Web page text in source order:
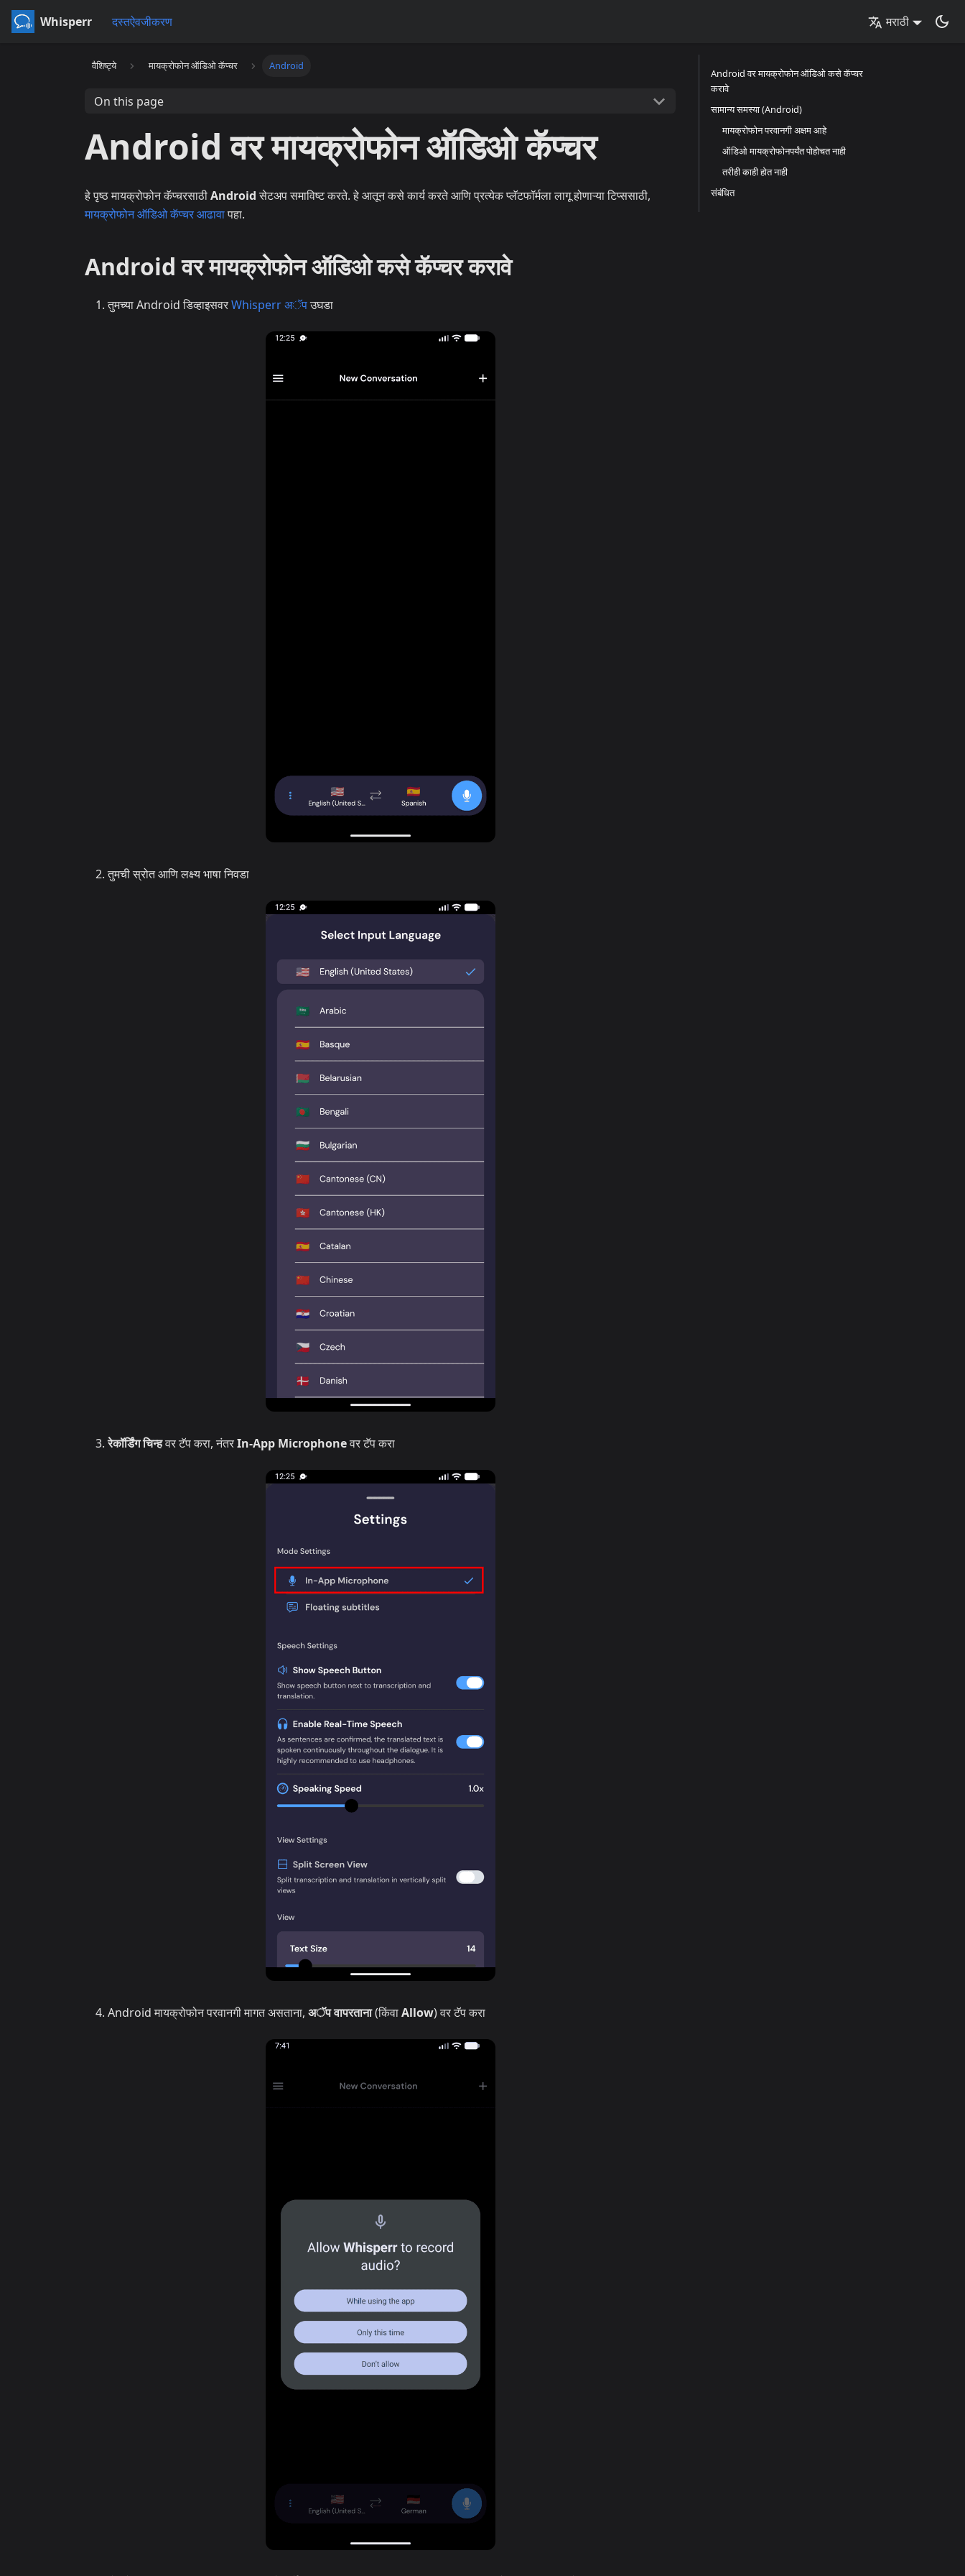
Whisperr दस्तऐवजीकरण मराठी
वैशिष्ट्ये मायक्रोफोन ऑडिओ कॅप्चर Android
On this page
Android वर मायक्रोफोन ऑडिओ कॅप्चर
हे पृष्ठ मायक्रोफोन कॅप्चरसाठीAndroidसेटअप समाविष्ट करते. हे आतून कसे कार्य करते आणि प्रत्येक प्लॅटफॉर्मला लागू होणाऱ्या टिप्ससाठी,
मायक्रोफोन ऑडिओ कॅप्चर आढावापहा.
Android वर मायक्रोफोन ऑडिओ कसे कॅप्चर करावे
तुमच्या Android डिव्हाइसवरWhisperr अॅपउघडा
तुमची स्रोत आणि लक्ष्य भाषा निवडा
रेकॉर्डिंग चिन्हवर टॅप करा, नंतरIn-App Microphoneवर टॅप करा
Android मायक्रोफोन परवानगी मागत असताना, अॅप वापरताना(किंवाAllow) वर टॅप करा
Android वर मायक्रोफोन ऑडिओ कसे कॅप्चर
करावे
सामान्य समस्या (Android)
मायक्रोफोन परवानगी अक्षम आहे
ऑडिओ मायक्रोफोनपर्यंत पोहोचत नाही
तरीही काही होत नाही
संबंधित